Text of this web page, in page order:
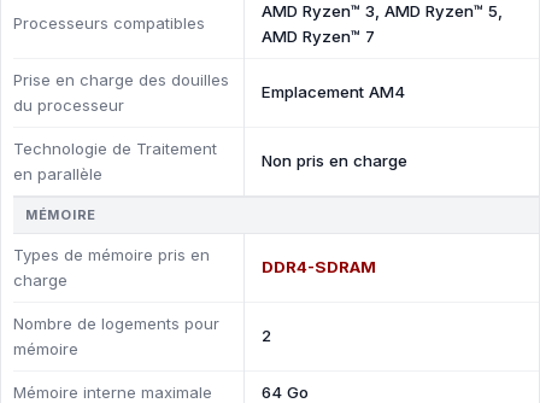
Processeurs compatibles
AMD Ryzen™ 3, AMD Ryzen™ 5,
AMD Ryzen™ 7
Prise en charge des douilles
du processeur
Emplacement AM4
Technologie de Traitement
en parallèle
Non pris en charge
MÉMOIRE
Types de mémoire pris en
charge
DDR4-SDRAM
Nombre de logements pour
mémoire
2
Mémoire interne maximale 64 Go